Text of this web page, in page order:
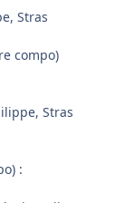
Stras
compo)
Stras
: